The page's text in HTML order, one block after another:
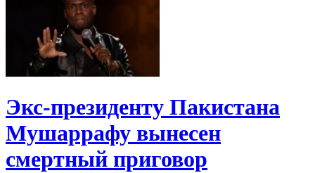
Экс-президенту Пакистана
Мушаррафу вынесен
смертный приговор